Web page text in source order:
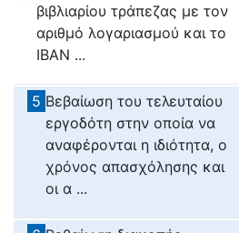
βιβλιαρίου τράπεζας με τον
αριθμό λογαριασμού και το
ΙΒΑΝ ...
5 Βεβαίωση του τελευταίου
εργοδότη στην οποία να
αναφέρονται η ιδιότητα, ο
χρόνος απασχόλησης και
οι α ...